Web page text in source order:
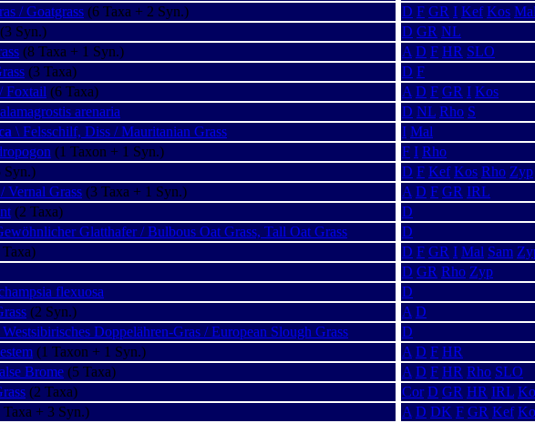
/ Goatgrass (6 Taxa + 2 Syn.) D F GR I Kef Kos
(3 Syn.) D GR NL
(8 Taxa + 1 Syn.) A D F HR SLO
(3 Taxa) D F
Foxtail (6 Taxa) A D F GR I Kos
arenaria D NL Rho S
\ Felsschilf, Diss / Mauritanian Grass I Mal
(1 Taxon + 1 Syn.) F I Rho
Syn.) D F Kef Kos Rho Zyp
Vernal Grass (3 Taxa + 1 Syn.) A D F GR IRL
(2 Taxa)
D
Glatthafer / Bulbous Oat Grass, Tall Oat Grass
D
D F GR I Mal Sam
D GR Rho Zyp
flexuosa
D
(2 Syn.) A D
Westsibirisches Doppelähren-Gras / European Slough Grass
D
(1 Taxon + 1 Syn.) A D F HR
Brome (5 Taxa) A D F HR Rho SLO
(2 Taxa) Cor D GR HR IRL
Taxa + 3 Syn.) A D DK F GR Kef